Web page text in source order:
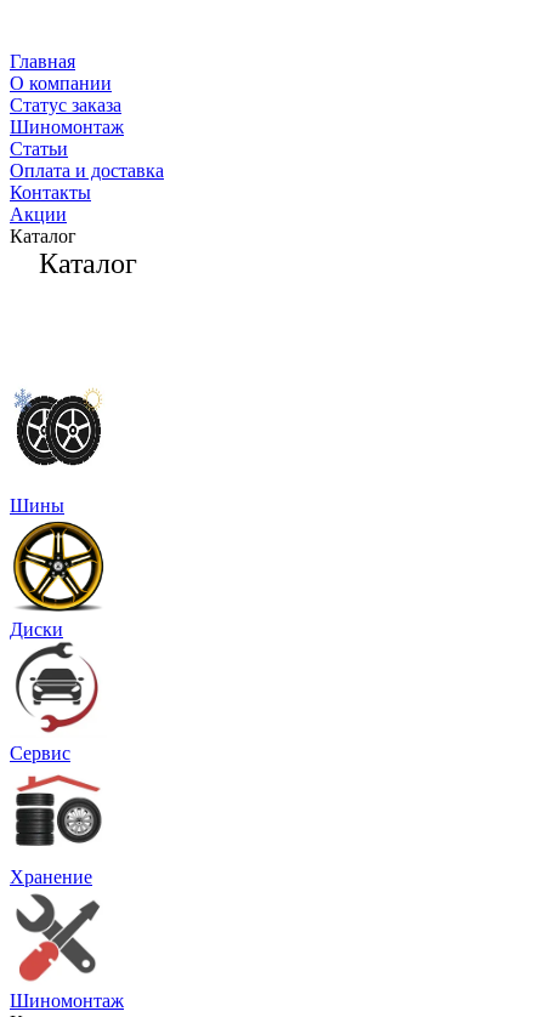
Главная
О компании
Статус заказа
Шиномонтаж
Статьи
Оплата и доставка
Контакты
Акции
Каталог
Каталог
Шины
Диски
Сервис
Хранение
Шиномонтаж